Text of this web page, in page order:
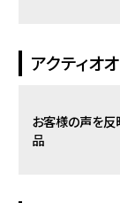
アクティオ
お客様の声を反
品